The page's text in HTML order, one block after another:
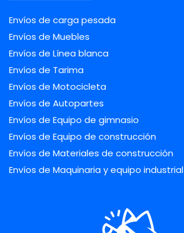
Envíos de carga pesada
Envíos de Muebles
Envíos de Línea blanca
Envíos de Tarima
Envíos de Motocicleta
Envíos de Autopartes
Envíos de Equipo de gimnasio
Envíos de Equipo de construcción
Envíos de Materiales de construcción
Envíos de Maquinaria y equipo industrial